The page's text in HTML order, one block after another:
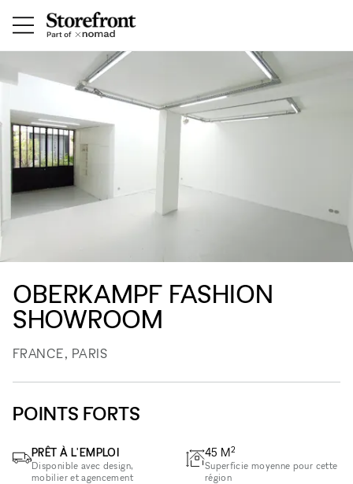
OBERKAMPF FASHION
SHOWROOM
FRANCE, PARIS
POINTS FORTS
PRÊT À L'EMPLOI
Disponible avec design,
mobilier et agencement
45 M2
Superficie moyenne pour cette
région